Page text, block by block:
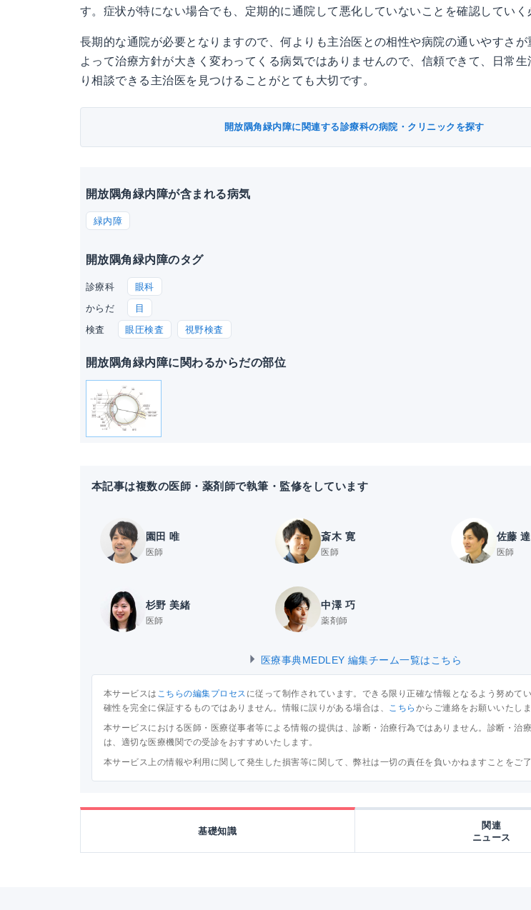
す。症状が特にない場合でも、定期的に通院して悪化していないことを確認していく
長期的な通院が必要となりますので、何よりも主治医との相性や病院の通いやすさが
よって治療方針が大きく変わってくる病気ではありませんので、信頼できて、日常
り相談できる主治医を見つけることがとても大切です。
開放隅角緑内障に関連する診療科の病院・クリニックを探す
開放隅角緑内障が含まれる病気
緑内障
開放隅角緑内障のタグ
診療科 眼科
からだ 目
検査 眼圧検査 視野検査
開放隅角緑内障に関わるからだの部位
本記事は複数の医師・薬剤師で執筆・監修をしています
園田 唯
医師
斎木 寛
医師
佐藤
医師
杉野 美緒
医師
中澤 巧
薬剤師
医療事典MEDLEY 編集チーム一覧はこちら
本サービスは こちらの編集プロセス に従って制作されています。できる限り正確な情報となるよう努めて
確性を完全に保証するものではありません。情報に誤りがある場合は、 こちら からご連絡をお願いいたしま
本サービスにおける医師・医療従事者等による情報の提供は、診断・治療行為ではありません。診断・治
は、適切な医療機関での受診をおすすめいたします。
本サービス上の情報や利用に関して発生した損害等に関して、弊社は一切の責任を負いかねますことをご了
基礎知識
関連
ニュース